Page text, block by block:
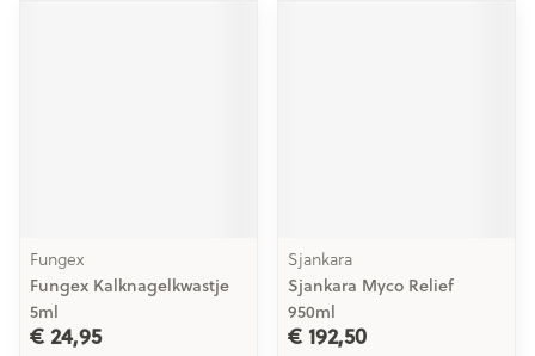
Fungex
Fungex Kalknagelkwastje
5ml
€ 24,95
Sjankara
Sjankara Myco Relief
950ml
€ 192,50